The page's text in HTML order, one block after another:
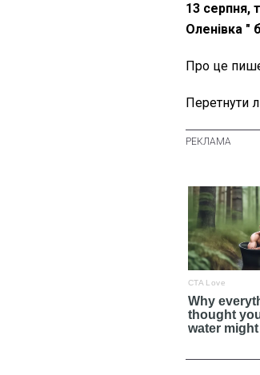
13 серпня,
Оленівка "
Про це
Перетнути